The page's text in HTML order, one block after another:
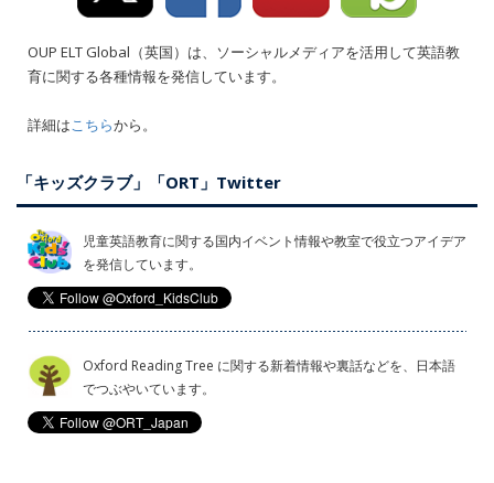
OUP ELT Global（英国）は、ソーシャルメディアを活用して英語教
育に関する各種情報を発信しています。
詳細はこちらから。
「キッズクラブ」「ORT」Twitter
児童英語教育に関する国内イベント情報や教室で役立つアイデア
を発信しています。
Oxford Reading Tree に関する新着情報や裏話などを、日本語
でつぶやいています。